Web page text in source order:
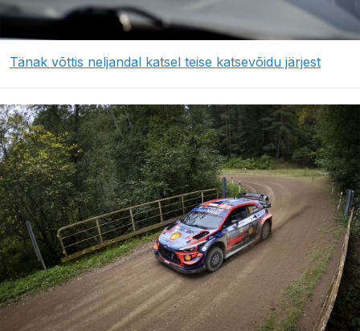
Tänak võttis neljandal katsel teise katsevõidu järjest